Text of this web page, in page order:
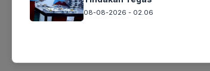
08-08-2026 - 02.06